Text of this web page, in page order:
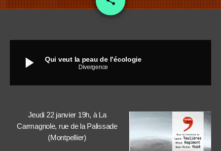
play_arrow Qui veut la peau de l’écologie
Divergence
Jeudi 22 janvier 19h, à La
Carmagnole, rue de la Palissade
(Montpellier)